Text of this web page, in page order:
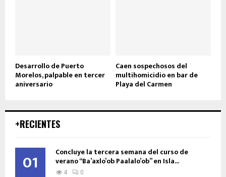
Desarrollo de Puerto
Morelos, palpable en tercer
aniversario
Caen sospechosos del
multihomicidio en bar de
Playa del Carmen
+RECIENTES
01 Concluye la tercera semana del curso de
verano “Ba’axlo’ob Paalalo’ob” en Isla...
4 0